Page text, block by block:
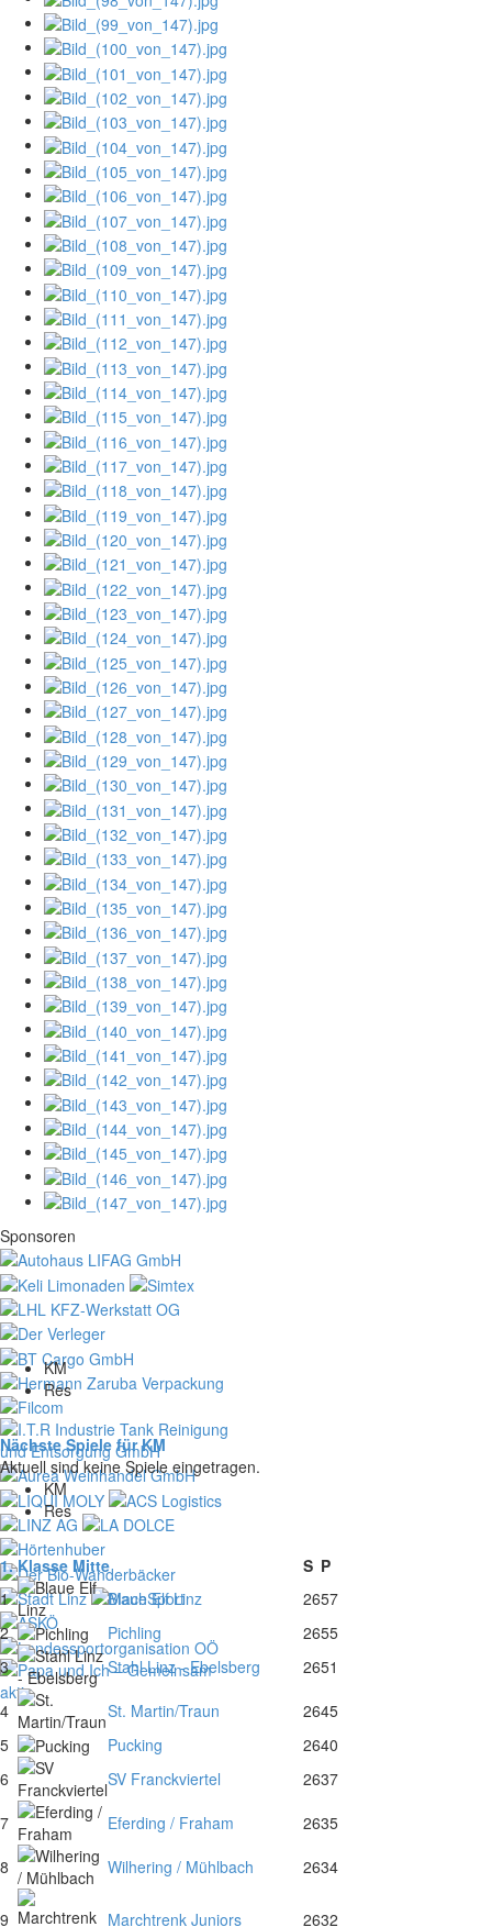
Sponsoren
KM
Res
Nächste Spiele für KM
Aktuell sind keine Spiele eingetragen.
KM
Res
1. Klasse Mitte S P
1
Blaue Elf Linz 2657
2
Pichling 2655
3
Stahl Linz - Ebelsberg 2651
4
St. Martin/Traun 2645
5
Pucking 2640
6
SV Franckviertel 2637
7
Eferding / Fraham 2635
8
Wilhering / Mühlbach 2634
9 Marchtrenk Juniors 2632